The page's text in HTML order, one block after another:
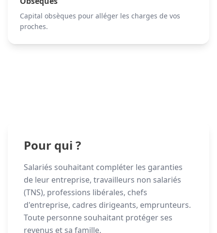
Capital obsèques pour alléger les charges de vos
proches.
Pour qui ?
Salariés souhaitant compléter les garanties
de leur entreprise, travailleurs non salariés
(TNS), professions libérales, chefs
d'entreprise, cadres dirigeants, emprunteurs.
Toute personne souhaitant protéger ses
revenus et sa famille.